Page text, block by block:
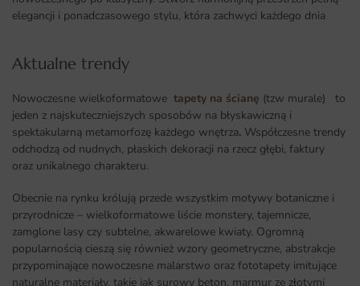
elegancji i ponadczasowego stylu, która zachwyci każdego dnia
Aktualne trendy​
Nowoczesne wielkoformatowe tapety na ścianę (tzw murale) to
jeden z najskuteczniejszych sposobów na błyskawiczną i
spektakularną metamorfozę każdego wnętrza. Współczesne trendy
odchodzą od nudnych, płaskich dekoracji na rzecz głębi, faktury
oraz unikalnego charakteru.
Obecnie na rynku królują przede wszystkim motywy botaniczne i
przyrodnicze – wielkoformatowe liście monstery, tajemnicze,
zamglone lasy czy subtelne, akwarelowe kwiaty. Ogromną
popularnością cieszą się również wzory geometryczne, abstrakcje
przypominające nowoczesne malarstwo oraz fototapety imitujące
naturalne materiały, takie jak surowy beton, marmur ze złotymi